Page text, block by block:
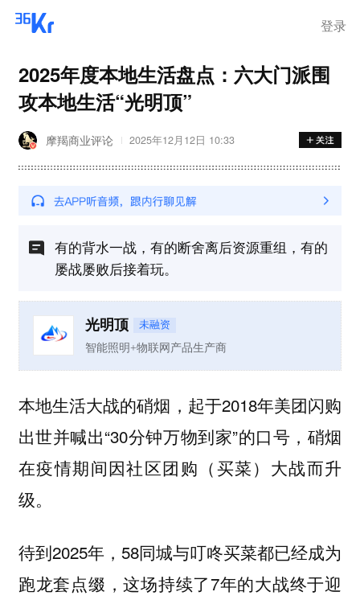
登录
2025年度本地生活盘点：六大门派围
攻本地生活“光明顶”
摩羯商业评论 2025年12月12日 10:33
有的背水一战，有的断舍离后资源重组，有的
屡战屡败后接着玩。
光明顶 未融资
智能照明+物联网产品生产商
本地生活大战的硝烟，起于2018年美团闪购
出世并喊出“30分钟万物到家”的口号，硝烟
在疫情期间因社区团购（买菜）大战而升
级。
待到2025年，58同城与叮咚买菜都已经成为
跑龙套点缀，这场持续了7年的大战终于迎